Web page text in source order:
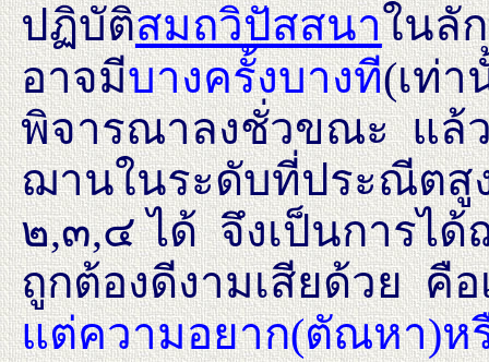
ปฏิบัติสมถวิปัสสนาในลั
อาจมีบางครั้งบางที(เท่
พิจารณาลงชั่วขณะ แล้ว
ฌานในระดับที่ประณีตสู
๒,๓,๔ ได้ จึงเป็นการไ
ถูกต้องดีงามเสียด้วย คื
แต่ความอยาก(ตัณหา)ห